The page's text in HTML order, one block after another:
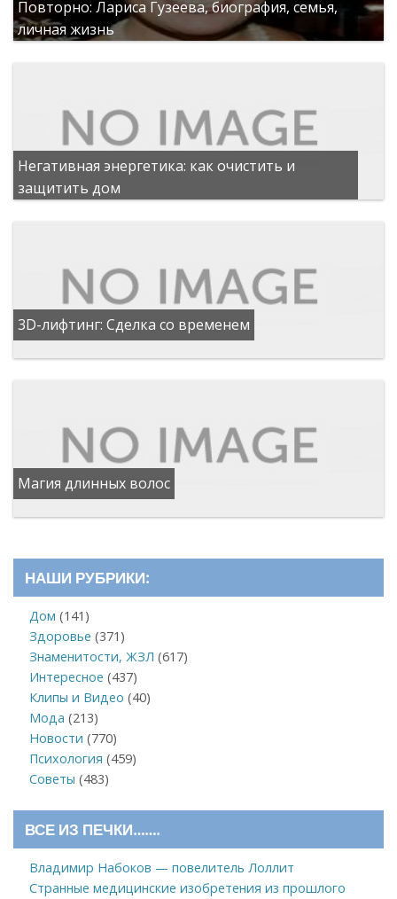
Повторно: Лариса Гузеева, биография, семья,
личная жизнь
Негативная энергетика: как очистить и
защитить дом
3D-лифтинг: Сделка со временем
Магия длинных волос
НАШИ РУБРИКИ:
Дом (141)
Здоровье (371)
Знаменитости, ЖЗЛ (617)
Интересное (437)
Клипы и Видео (40)
Мода (213)
Новости (770)
Психология (459)
Советы (483)
ВСЕ ИЗ ПЕЧКИ…….
Владимир Набоков — повелитель Лоллит
Странные медицинские изобретения из прошлого